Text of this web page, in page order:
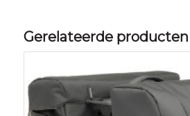
Gerelateerde producten